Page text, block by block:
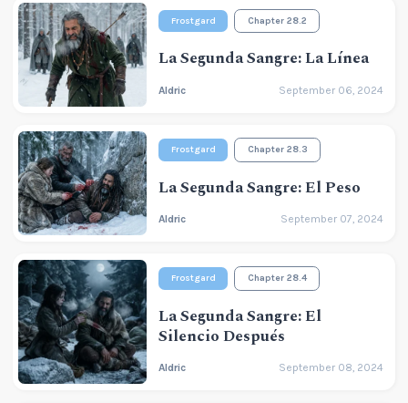
Frostgard Chapter 28.2
La Segunda Sangre: La Línea
Aldric September 06, 2024
Frostgard Chapter 28.3
La Segunda Sangre: El Peso
Aldric September 07, 2024
Frostgard Chapter 28.4
La Segunda Sangre: El
Silencio Después
Aldric September 08, 2024